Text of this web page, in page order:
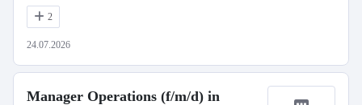
2
24.07.2026
Manager Operations (f/m/d) in